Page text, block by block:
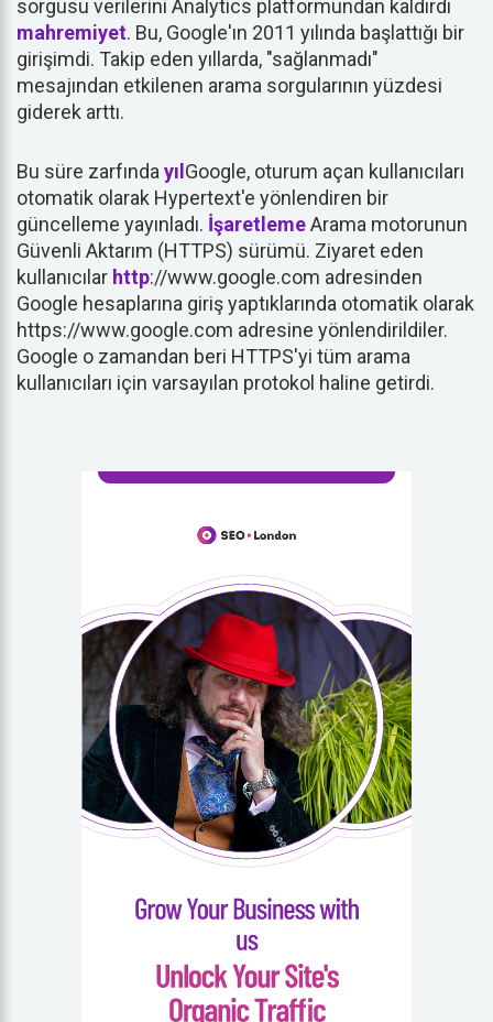
sorgusu verilerini Analytics platformundan kaldırdı
mahremiyet. Bu, Google'ın 2011 yılında başlattığı bir
girişimdi. Takip eden yıllarda, "sağlanmadı"
mesajından etkilenen arama sorgularının yüzdesi
giderek arttı.
Bu süre zarfında yıl Google, oturum açan kullanıcıları
otomatik olarak Hypertext'e yönlendiren bir
güncelleme yayınladı. İşaretlemeArama motorunun
Güvenli Aktarım (HTTPS) sürümü. Ziyaret eden
kullanıcılar http://www.google.com adresinden
Google hesaplarına giriş yaptıklarında otomatik olarak
https://www.google.com adresine yönlendirildiler.
Google o zamandan beri HTTPS'yi tüm arama
kullanıcıları için varsayılan protokol haline getirdi.